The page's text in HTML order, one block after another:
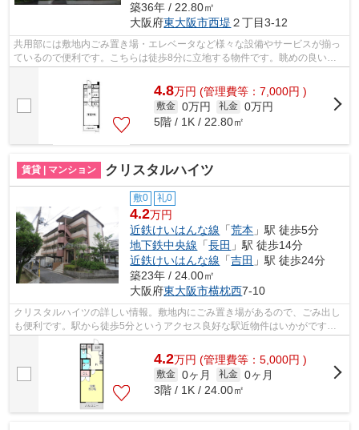
築36年 / 22.80㎡
大阪府東大阪市西堤 ２丁目3-12
共用部には敷地内ごみ置き場・エレベータなど様々な設備やサービスが揃っ
ているので便利です。こちらは徒歩8分に立地する物件です。眺めの良い物
4.8万円 (管理費等：7,000円 )
敷金 0万円 礼金 0万円
5階 / 1K / 22.80㎡
賃貸 | マンション クリスタルハイツ
敷0 礼0
4.2万円
近鉄けいはんな線 「荒本 」駅 徒歩5分
地下鉄中央線 「長田 」駅 徒歩14分
近鉄けいはんな線 「吉田 」駅 徒歩24分
築23年 / 24.00㎡
大阪府東大阪市横枕西7-10
クリスタルハイツの詳しい情報。敷地内にごみ置き場があるので、ごみ出し
も便利です。駅から徒歩5分というアクセス良好な駅近物件はいかがです
か。クレジットカードで初期費用をお支払...
4.2万円 (管理費等：5,000円 )
敷金 0ヶ月 礼金 0ヶ月
3階 / 1K / 24.00㎡